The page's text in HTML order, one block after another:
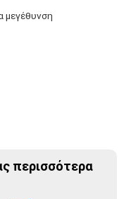
μεγέθυνση
περισσότερα